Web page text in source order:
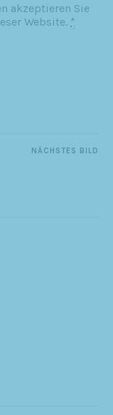
akzeptieren Sie
Website. *
NÄCHSTES BILD